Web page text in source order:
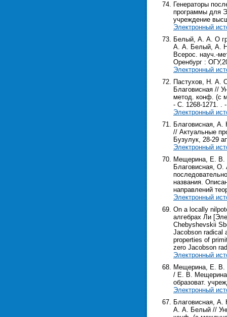
Генераторы
программы для
учреждение
Электронный
Белый, А. А. О
А. А. Белый, А. Н.
Всерос. науч.-
Оренбург :
Электронный
Пастухов, Н. А.
Благовисная //
метод. конф. (с
- С. 1268-1271. .
Электронный
Благовисная, А.
// Актуальные
Бузулук, 28-29
Электронный
Мещерина, Е. В.
Благовисная, О.
названия.
направлений
Электронный
On a locally
алгебрах Ли
Chebyshevskii
Jacobson radical
properties of
zero Jacobson
Электронный
Мещерина, Е. В.
/ Е. В.
образоват.
Электронный
Благовисная, А.
А. А. Белый //